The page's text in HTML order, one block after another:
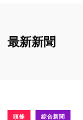
最新新聞
頭條 綜合新聞